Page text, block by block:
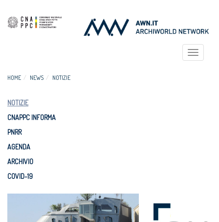
Toggle
HOME NEWS NOTIZIE
NOTIZIE
CNAPPC INFORMA
PNRR
AGENDA
ARCHIVIO
COVID-19